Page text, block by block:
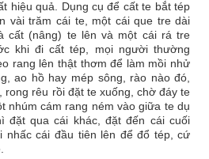
hiệu quả. Dụng cụ để cất te bắt tép
vài trăm cái te, một cái que tre dài
cất (nâng) te lên và một cái rá tre
khi đi cất tép, mọi người thường
rang lên thật thơm để làm mồi nhử
ao hồ hay mép sông, rào nào đó,
rong rêu rồi đặt te xuống, chờ đáy te
nhúm cám rang ném vào giữa te dụ
đặt qua cái khác, đặt đến cái cuối
nhấc cái đầu tiên lên để đổ tép, cứ